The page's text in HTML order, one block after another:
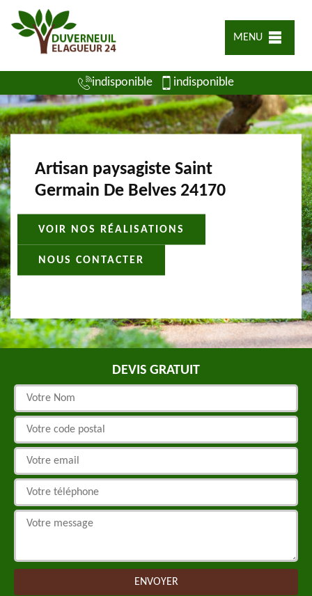
MENU
indisponible indisponible
Artisan paysagiste Saint
Germain De Belves 24170
VOIR NOS RÉALISATIONS
NOUS CONTACTER
DEVIS GRATUIT